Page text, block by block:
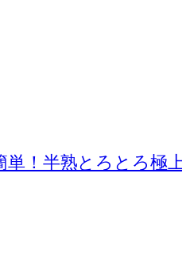
！半熟とろとろ極